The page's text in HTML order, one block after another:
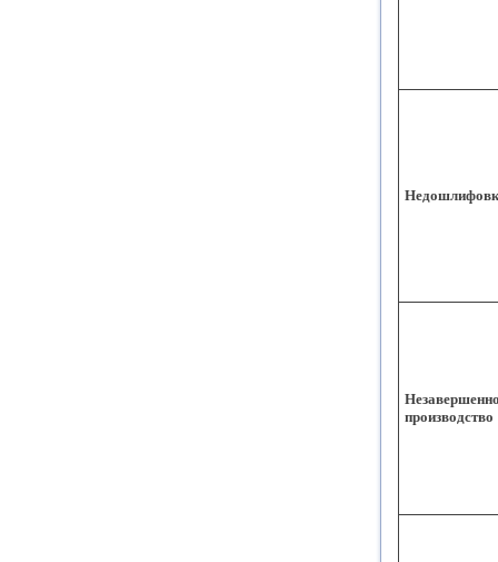
производство